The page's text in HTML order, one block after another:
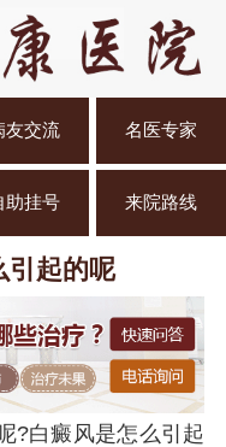
友交流 名医专家
助挂号 来院路线
引起的呢
?白癜风是怎么引起